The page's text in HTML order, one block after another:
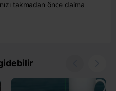
takmadan önce daima